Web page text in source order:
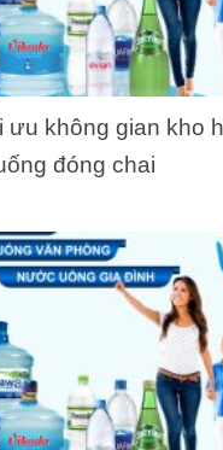
ưu không gian kho
đóng chai